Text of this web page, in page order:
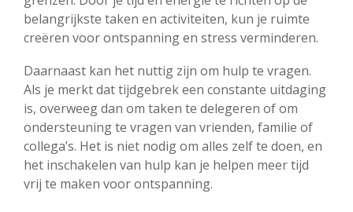
belangrijkste taken en activiteiten, kun je ruimte
creëren voor ontspanning en stress verminderen.
Daarnaast kan het nuttig zijn om hulp te vragen.
Als je merkt dat tijdgebrek een constante uitdaging
is, overweeg dan om taken te delegeren of om
ondersteuning te vragen van vrienden, familie of
collega’s. Het is niet nodig om alles zelf te doen, en
het inschakelen van hulp kan je helpen meer tijd
vrij te maken voor ontspanning.